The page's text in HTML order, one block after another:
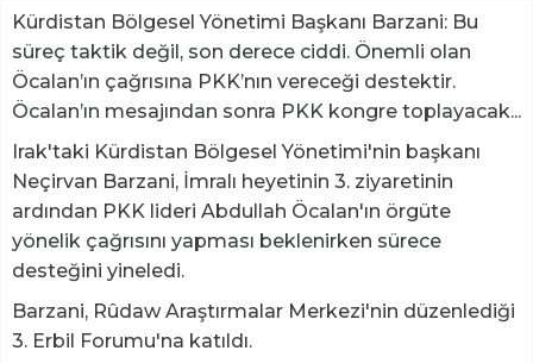
Kürdistan Bölgesel Yönetimi Başkanı Barzani: Bu
süreç taktik değil, son derece ciddi. Önemli olan
Öcalan’ın çağrısına PKK’nın vereceği destektir.
Öcalan’ın mesajından sonra PKK kongre toplayacak...
Irak'taki Kürdistan Bölgesel Yönetimi'nin başkanı
Neçirvan Barzani, İmralı heyetinin 3. ziyaretinin
ardından PKK lideri Abdullah Öcalan'ın örgüte
yönelik çağrısını yapması beklenirken sürece
desteğini yineledi.
Barzani, Rûdaw Araştırmalar Merkezi'nin düzenlediği
3. Erbil Forumu'na katıldı.